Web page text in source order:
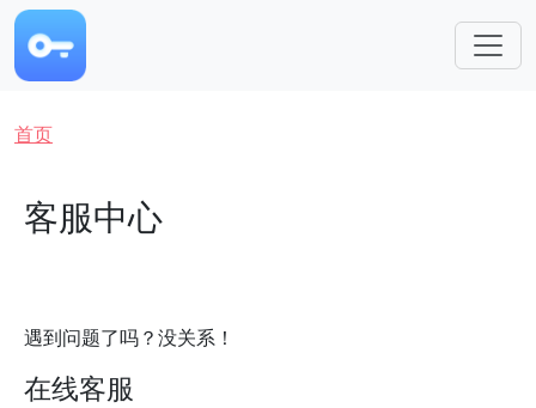
跳转到主要内容
面包屑
首页
客服中心
遇到问题了吗？没关系！
在线客服